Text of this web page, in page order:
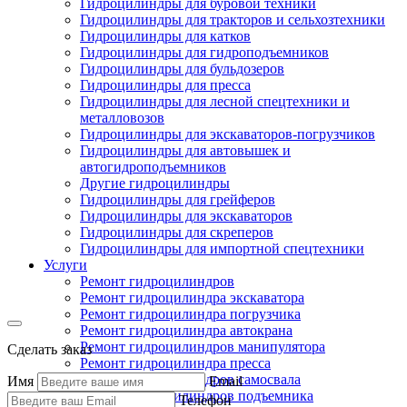
Гидроцилиндры для тракторов и сельхозтехники
Гидроцилиндры для катков
Гидроцилиндры для гидроподъемников
Гидроцилиндры для бульдозеров
Гидроцилиндры для пресса
Гидроцилиндры для лесной спецтехники и
металловозов
Гидроцилиндры для экскаваторов-погрузчиков
Гидроцилиндры для автовышек и
автогидроподъемников
Другие гидроцилиндры
Гидроцилиндры для грейферов
Гидроцилиндры для экскаваторов
Гидроцилиндры для скреперов
Гидроцилиндры для импортной спецтехники
Услуги
Ремонт гидроцилиндров
Ремонт гидроцилиндра экскаватора
Ремонт гидроцилиндра погрузчика
Ремонт гидроцилиндра автокрана
Ремонт гидроцилиндров манипулятора
Ремонт гидроцилиндра пресса
Ремонт гидроцилиндров самосвала
Ремонт гидроцилиндров подъемника
Сделать заказ
Имя
Email
Телефон